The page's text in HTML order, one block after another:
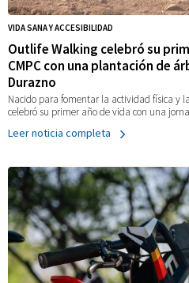
VIDA SANA Y ACCESIBILIDAD
Outlife Walking celebró su
CMPC con una plantación de
Durazno
Nacido para fomentar la actividad física y
celebró su primer año de vida con una
Leer noticia completa